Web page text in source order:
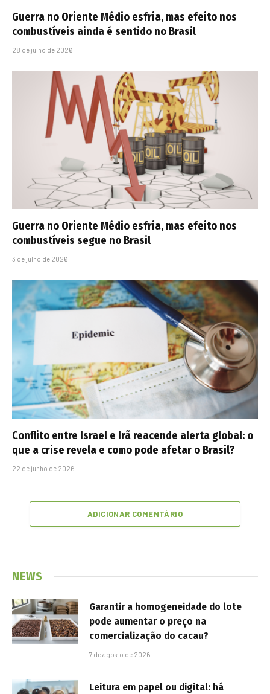
Guerra no Oriente Médio esfria, mas efeito nos
combustíveis ainda é sentido no Brasil
28 de julho de 2026
Guerra no Oriente Médio esfria, mas efeito nos
combustíveis segue no Brasil
3 de julho de 2026
Conflito entre Israel e Irã reacende alerta global: o
que a crise revela e como pode afetar o Brasil?
22 de junho de 2026
ADICIONAR COMENTÁRIO
NEWS
Garantir a homogeneidade do lote
pode aumentar o preço na
comercialização do cacau?
7 de agosto de 2026
Leitura em papel ou digital: há